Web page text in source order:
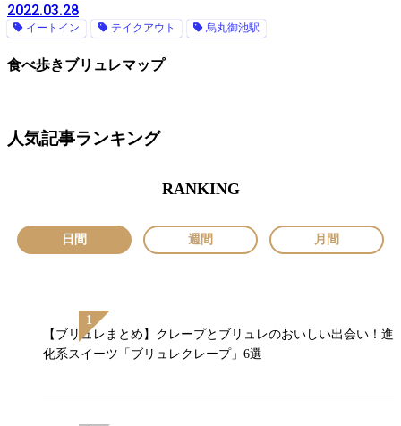
2022.03.28
イートイン テイクアウト 烏丸御池駅
食べ歩きブリュレマップ
人気記事ランキング
RANKING
日間 週間 月間
【ブリュレまとめ】クレープとブリュレのおいしい出会い！進
化系スイーツ「ブリュレクレープ」6選